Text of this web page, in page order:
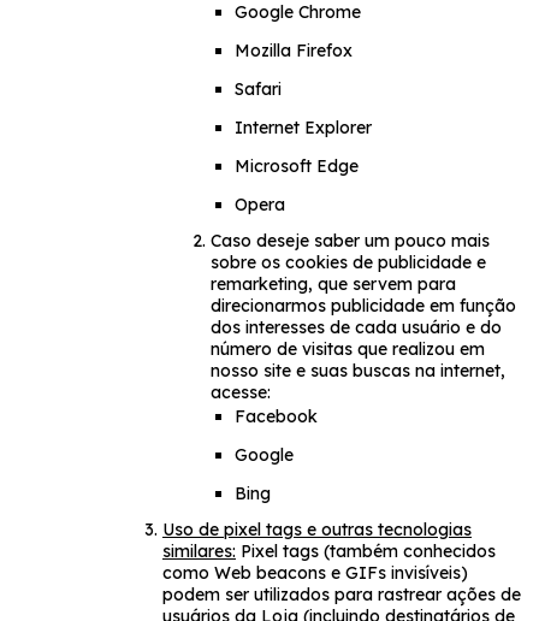
Google Chrome
Mozilla Firefox
Safari
Internet Explorer
Microsoft Edge
Opera
Caso deseje saber um pouco mais
sobre os cookies de publicidade e
remarketing, que servem para
direcionarmos publicidade em função
dos interesses de cada usuário e do
número de visitas que realizou em
nosso site e suas buscas na internet,
acesse:
Facebook
Google
Bing
Uso de pixel tags e outras tecnologias
similares: Pixel tags (também conhecidos
como Web beacons e GIFs invisíveis)
podem ser utilizados para rastrear ações de
usuários da Loja (incluindo destinatários de